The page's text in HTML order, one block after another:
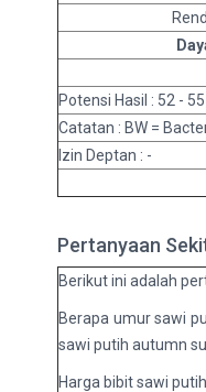
Potensi Hasil : 52 -
Catatan : BW =
Izin Deptan : -
Pertanyaan
Berikut ini adalah
Berapa umur sawi
sawi putih autumn
Harga bibit sawi